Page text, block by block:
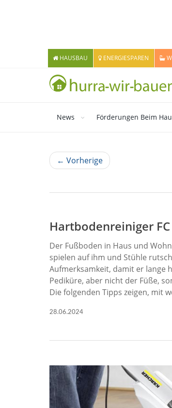
HAUSBAU ENERGIESPAREN
News Förderungen Beim
← Vorherige
Hartbodenreiniger FC
Der Fußboden in Haus und
spielen auf ihm und Stühle
Aufmerksamkeit, damit er lange
Pediküre, aber nicht der Füße,
Die folgenden Tipps zeigen, mit
28.06.2024